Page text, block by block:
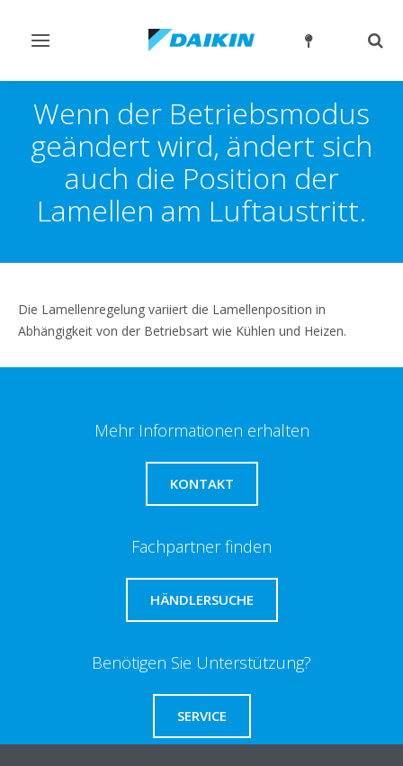
Navigation
Wenn der Betriebsmodus
geändert wird, ändert sich
auch die Position der
Lamellen am Luftaustritt.
Die Lamellenregelung variiert die Lamellenposition in
Abhängigkeit von der Betriebsart wie Kühlen und Heizen.
Mehr Informationen erhalten
KONTAKT
Fachpartner finden
HÄNDLERSUCHE
Benötigen Sie Unterstützung?
SERVICE